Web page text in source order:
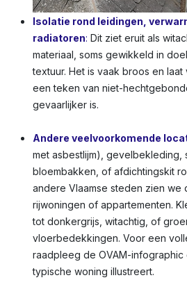
Isolatie rond leidingen,
radiatoren: Dit ziet eruit als
materiaal, soms gewikkeld in
textuur. Het is vaak broos en
een teken van niet-
gevaarlijker is.
Andere veelvoorkomende
met asbestlijm), gevelbekleding,
bloembakken, of afdichtingskit